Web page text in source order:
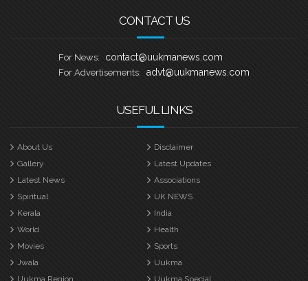
CONTACT US
For News: contact@uukmanews.com
For Advertisements: advt@uukmanews.com
USEFUL LINKS
About Us
Disclaimer
Gallery
Latest Updates
Latest News
Associations
Spiritual
UK NEWS
Kerala
India
World
Health
Movies
Sports
Jwala
Uukma